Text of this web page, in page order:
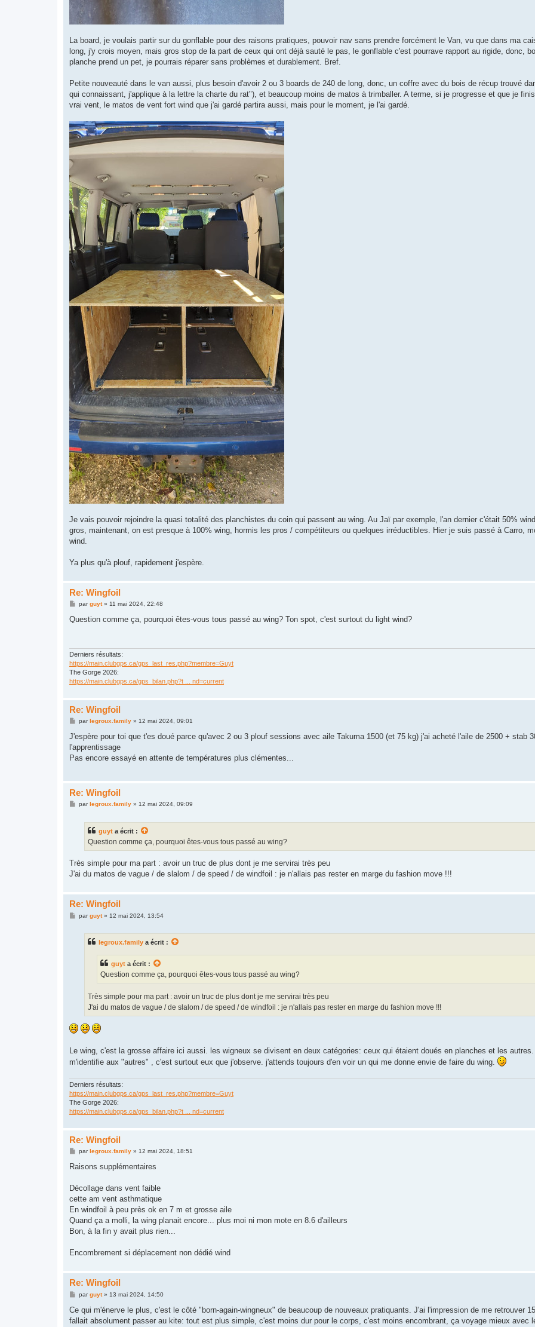
La board, je voulais partir sur du gonflable pour des raisons pratiques, pouvoir nav sans prendre forcément le Van, vu que dans ma
long, j'y crois moyen, mais gros stop de la part de ceux qui ont déjà sauté le pas, le gonflable c'est pourrave rapport au rigide, donc,
planche prend un pet, je pourrais réparer sans problèmes et durablement. Bref.
Petite nouveauté dans le van aussi, plus besoin d'avoir 2 ou 3 boards de 240 de long, donc, un coffre avec du bois de récup trouvé
qui connaissant, j'applique à la lettre la charte du rat"), et beaucoup moins de matos à trimballer. A terme, si je progresse et que je
vrai vent, le matos de vent fort wind que j'ai gardé partira aussi, mais pour le moment, je l'ai gardé.
Je vais pouvoir rejoindre la quasi totalité des planchistes du coin qui passent au wing. Au Jaï par exemple, l'an dernier c'était 50%
gros, maintenant, on est presque à 100% wing, hormis les pros / compétiteurs ou quelques irréductibles. Hier je suis passé à Carro,
wind.
Ya plus qu'à plouf, rapidement j'espère.
Re: Wingfoil
M
s
parguyt» 11 mai 2024, 22:48
Question comme ça, pourquoi êtes-vous tous passé au wing? Ton spot, c'est surtout du light wind?
Derniers résultats:
https://main.clubgps.ca/gps_last_res.php?membre=Guyt
The Gorge 2026:
https://main.clubgps.ca/gps_bilan.php?t ... nd=current
Re: Wingfoil
M
s
a
g
par legroux.family» 12 mai 2024, 09:01
J'espère pour toi que t'es doué parce qu'avec 2 ou 3 plouf sessions avec aile Takuma 1500 (et 75 kg) j'ai acheté l'aile de 2500 + stab
l'apprentissage
Pas encore essayé en attente de températures plus clémentes...
Re: Wingfoil
Mpar legroux.family» 12 mai 2024, 09:09
guyt a écrit :
Question comme ça, pourquoi êtes-vous tous passé au wing?
Très simple pour ma part : avoir un truc de plus dont je me servirai très peu
J'ai du matos de vague / de slalom / de speed / de windfoil : je n'allais pas rester en marge du fashion move !!!
Re: Wingfoil
Mparguyt» 12 mai 2024, 13:54
legroux.family a écrit :
guyt a écrit :
Question comme ça, pourquoi êtes-vous tous passé au wing?
Très simple pour ma part : avoir un truc de plus dont je me servirai très peu
J'ai du matos de vague / de slalom / de speed / de windfoil : je n'allais pas rester en marge du fashion move !!!
Le wing, c'est la grosse affaire ici aussi. les wigneux se divisent en deux catégories: ceux qui étaient doués en planches et les
m'identifie aux "autres" , c'est surtout eux que j'observe. j'attends toujours d'en voir un qui me donne envie de faire du wing.
Derniers résultats:
https://main.clubgps.ca/gps_last_res.php?membre=Guyt
The Gorge 2026:
https://main.clubgps.ca/gps_bilan.php?t ... nd=current
Re: Wingfoil
M
s
g
parlegroux.family» 12 mai 2024, 18:51
Raisons supplémentaires
Décollage dans vent faible
cette am vent asthmatique
En windfoil à peu près ok en 7 m et grosse aile
Quand ça a molli, la wing planait encore... plus moi ni mon mote en 8.6 d'ailleurs
Bon, à la fin y avait plus rien...
Encombrement si déplacement non dédié wind
Re: Wingfoil
M
s
a
parguyt» 13 mai 2024, 14:50
Ce qui m'énerve le plus, c'est le côté "born-again-wingneux" de beaucoup de nouveaux pratiquants. J'ai l'impression de me retrouver
fallait absolument passer au kite: tout est plus simple, c'est moins dur pour le corps, c'est moins encombrant, ça voyage mieux avec